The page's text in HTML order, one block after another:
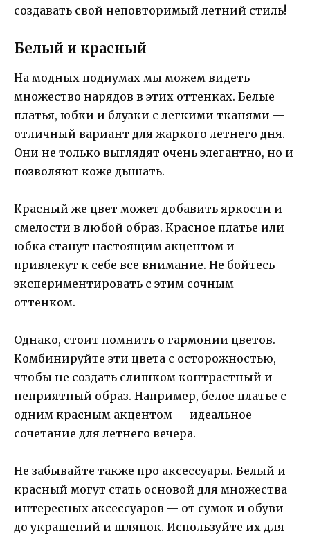
создавать свой неповторимый летний стиль!
Белый и красный
На модных подиумах мы можем видеть
множество нарядов в этих оттенках. Белые
платья, юбки и блузки с легкими тканями —
отличный вариант для жаркого летнего дня.
Они не только выглядят очень элегантно, но и
позволяют коже дышать.
Красный же цвет может добавить яркости и
смелости в любой образ. Красное платье или
юбка станут настоящим акцентом и
привлекут к себе все внимание. Не бойтесь
экспериментировать с этим сочным
оттенком.
Однако, стоит помнить о гармонии цветов.
Комбинируйте эти цвета с осторожностью,
чтобы не создать слишком контрастный и
неприятный образ. Например, белое платье с
одним красным акцентом — идеальное
сочетание для летнего вечера.
Не забывайте также про аксессуары. Белый и
красный могут стать основой для множества
интересных аксессуаров — от сумок и обуви
до украшений и шляпок. Используйте их для